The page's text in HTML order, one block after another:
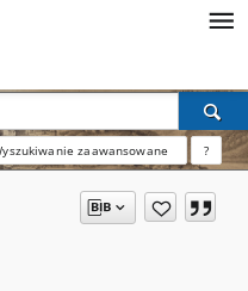
zaawansowane ?